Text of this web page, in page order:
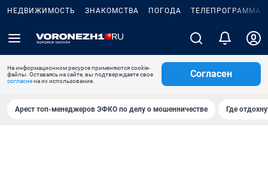
НЕДВИЖИМОСТЬ ЗНАКОМСТВА ПОГОДА ТЕЛЕПРОГРАММА
На информационном ресурсе применяются cookie-
файлы. Оставаясь на сайте, вы подтверждаете свое
согласиена их использование.
Согласен
Арест топ-менеджеров ЭФКО по делу о мошенничестве Где